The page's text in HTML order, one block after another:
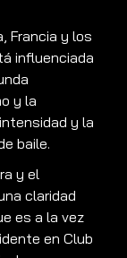
Francia y los
influenciada
y la
y la
baile.
y el
claridad
es a la vez
en Club